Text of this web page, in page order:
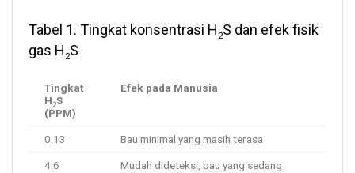
Tabel 1. Tingkat konsentrasi H 2S dan efek fisik
gas H 2S
Tingkat
H 2S
(PPM)
Efek pada Manusia
0.13 Bau minimal yang masih terasa
4.6 Mudah dideteksi, bau yang sedang